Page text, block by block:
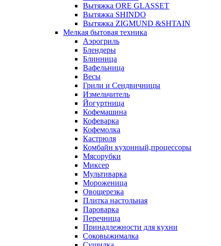
Вытяжка ORE GLASSET
Вытяжка SHINDO
Вытяжка ZIGMUND &SHTAIN
Мелкая бытовая техника
Аэрогриль
Блендеры
Блинница
Вафельница
Весы
Грили и Сендвичницы
Измельчитель
Йогуртница
Кофемашина
Кофеварка
Кофемолка
Кастрюля
Комбайн кухонный,процессоры
Мясорубки
Миксер
Мультиварка
Мороженица
Овощерезка
Плитка настольная
Пароварка
Перечница
Принадлежности для кухни
Соковыжималка